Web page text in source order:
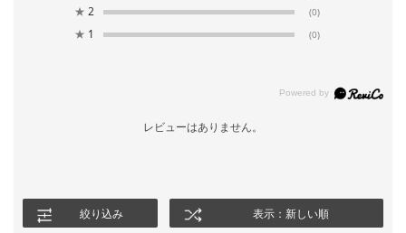
★ 2 (0)
★ 1 (0)
レビューはありません。
絞り込み 表示：新しい順